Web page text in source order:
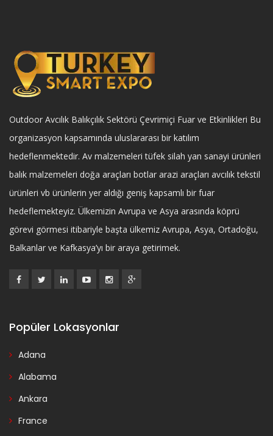
Outdoor Avcılık Balıkçılık Sektörü Çevrimiçi Fuar ve Etkinlikleri Bu
organizasyon kapsamında uluslararası bir katılım
hedeflenmektedir. Av malzemeleri tüfek silah yan sanayi ürünleri
balık malzemeleri doğa araçları botlar arazi araçları avcılık tekstil
ürünleri vb ürünlerin yer aldığı geniş kapsamlı bir fuar
hedeflemekteyiz. Ülkemizin Avrupa ve Asya arasında köprü
görevi görmesi itibariyle başta ülkemiz Avrupa, Asya, Ortadoğu,
Balkanlar ve Kafkasya’yı bir araya getirimek.
Popüler Lokasyonlar
Adana
Alabama
Ankara
France